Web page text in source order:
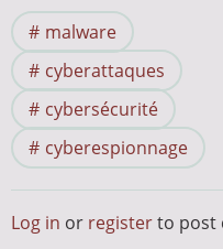
malware
cyberattaques
cybersécurité
cyberespionnage
Log in or registerto post